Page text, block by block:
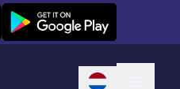
Leexi on Android